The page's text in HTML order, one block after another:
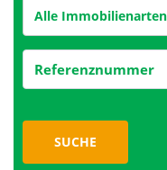
Alle Immobilienarten
SUCHE